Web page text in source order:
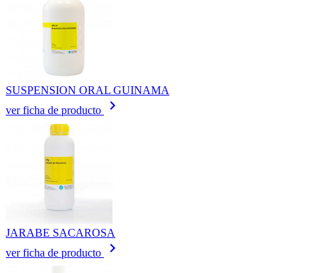
SUSPENSION ORAL GUINAMA
ver ficha de producto
keyboard_arrow_right
JARABE SACAROSA
ver ficha de producto
keyboard_arrow_right